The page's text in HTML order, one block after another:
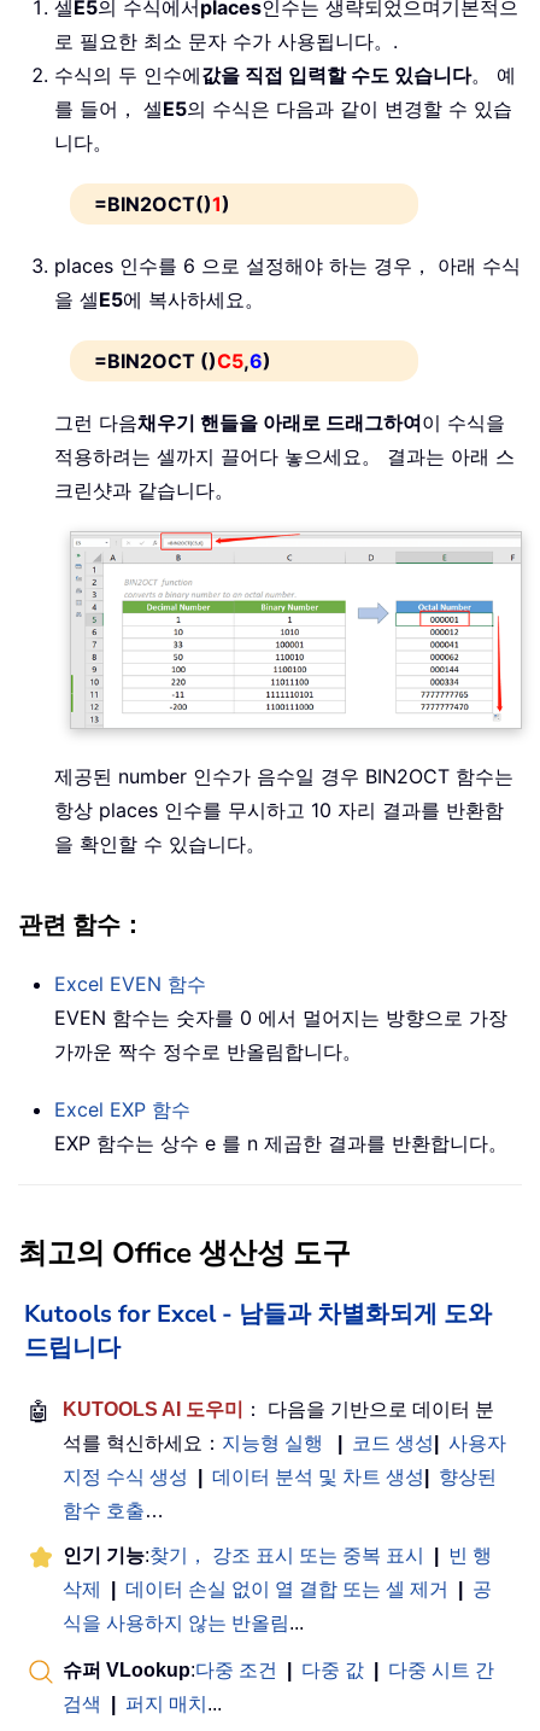
셀E5의 수식에서 places인수는 생략되었으며 기본적으
로 필요한 최소 문자 수가 사용됩니다。 .
수식의 두 인수에값을 직접 입력할 수도 있습니다。 예
를 들어， 셀E5의 수식은 다음과 같이 변경할 수 있습
니다。
=BIN2OCT()1)
places 인수를 6 으로 설정해야 하는 경우 ， 아래 수식
을 셀E5에 복사하세요。
=BIN2OCT ()C5,6)
그런 다음채우기 핸들을 아래로 드래그하여이 수식을
적용하려는 셀까지 끌어다 놓으세요。 결과는 아래 스
크린샷과 같습니다。
제공된 number 인수가 음수일 경우 BIN2OCT 함수는
항상 places 인수를 무시하고 10 자리 결과를 반환함
을 확인할 수 있습니다。
관련 함수：
Excel EVEN 함수
EVEN 함수는 숫자를 0 에서 멀어지는 방향으로 가장
가까운 짝수 정수로 반올림합니다。
Excel EXP 함수
EXP 함수는 상수 e 를 n 제곱한 결과를 반환합니다。
최고의 Office 생산성 도구
Kutools for Excel - 남들과 차별화되게 도와
드립니다
🤖 KUTOOLS AI 도우미
： 다음을 기반으로 데이터 분
석를 혁신하세요： 지능형 실행 코드 생성
사용자
지정 수식 생성
데이터 분석 및 차트 생성
향상된
함수 호출…
인기 기능:찾기， 강조 표시 또는 중복 표시
빈 행
삭제
데이터 손실 없이 열 결합 또는 셀 제거
공
식을 사용하지 않는 반올림...
슈퍼 VLookup:다중 조건 다중 값
다중 시트 간
검색
퍼지 매치 ...